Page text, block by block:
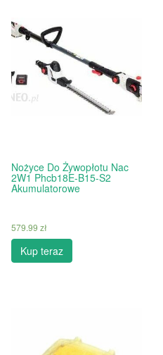
Nożyce Do Żywopłotu Nac
2W1 Phcb18E-B15-S2
Akumulatorowe
579.99 zł
Kup teraz